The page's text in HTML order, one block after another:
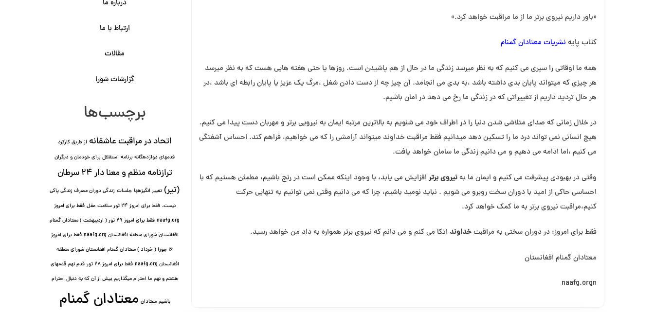
«باور داریم نیروی برتر ما از ما مراقبت خواهد کرد.»
کتاب پایه نشریات معتادان گمنام
همه ما اوقاتی را سپری می کنیم که به نظر میرسد زندگی ما در حال از هم پاشیدن است. روزها یا حتی هفته هایی هست که به نظر میرسد
هر چیزی که میتواند پایان بدی داشته باشد ،به بدی می انجامد. آن چیز چه از دست دادن شغل ،مرگ یک عزیز یا پایان رابطه ای باشد ،در
هر حال تردید داریم از تغییراتی که در زندگی ما رخ می دهد در امان باشیم.
در خلال زمانی که صدای متلاشی شدن دنیا را در اطراف خود می شنویم به بالاترین مرتبه ایمان به نیرویی برتر و مهربان دست پیدا می کنیم.
هیچ انسانی نمی تواند درد ما را تسکین دهد میدانیم فقط مراقبت خداوند میتواند آرامشی را که می خواهیم، فراهم کند. احساس آشفتگی
می کنیم ،اما ادامه می دهیم و می دانیم زندگی ما سامان خواهد یافت.
وقتی در بهبودی پیشرفت می کنیم و ایمان ما بهنیروی برتر افزایش می یابد، با وجود اینکه ممکن است در رنج باشیم، مطمئن هستیم که با
احساسی حاکی از امید با دوران سخت روبرو می شویم . نباید نومید باشیم، چرا که می دانیم وقتی نمی توانیم به تنهایی حرکت
کنیم،مراقبت نیروی برتر به ما کمک خواهد کرد.
فقط برای امروز: در دوران سختی به مراقبتخداوند اتکا می کنم و می دانم که نیروی برتر همواره به داد من خواهد رسید.
معتادان گمنام افغانستان
naafg.orgn
درباره ما
ارتباط با ما
مقالات
گزارشات شورا
برچسب‌ها
اتحاد در مراقبت عاشقانه از طریق کارکرد
قدمهای دوازده⁯گانه برنامه استقلال برای خودمان و دیگران
ترازنامه منظم و معنا دار ٢۴ سرطان
(تیر) تغییر انگیزه⁯ها جلسات زندگی دوران مصرف زندگی پاکی
نیست. فقط برای امروز 24 ثور سلامت عقل
فقط برای امروز
naafg.org
فقط برای امروز ٢٩ ثور ( اردیبهشت ) معتادان گمنام
افغانستان شورای منطقه افغانستان naafg.org
فقط برای امروز
۱۶ جوزا ( خرداد ) معتادان گمنام افغانستان شورای منطقه
افغانستان naafg.org
فقط برای امروز ۲۸ ثور قدم نهم قدمهای
هشتم و نهم ما احترام میگذاریم بیش از آن که به دنبال احترام
باشیم معتادان معتادان گمنام